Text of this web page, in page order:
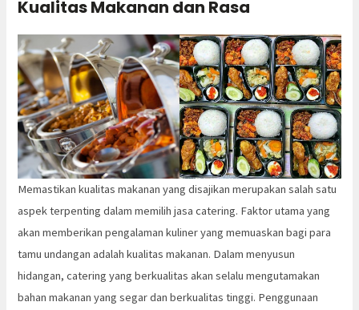
Kualitas Makanan dan Rasa
Memastikan kualitas makanan yang disajikan merupakan salah satu
aspek terpenting dalam memilih jasa catering. Faktor utama yang
akan memberikan pengalaman kuliner yang memuaskan bagi para
tamu undangan adalah kualitas makanan. Dalam menyusun
hidangan, catering yang berkualitas akan selalu mengutamakan
bahan makanan yang segar dan berkualitas tinggi. Penggunaan